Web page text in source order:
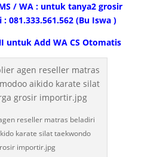
/ WA : untuk tanya2 grosir
081.333.561.562 (Bu Iswa )
untuk Add WA CS Otomatis
reseller matras beladiri
karate silat taekwondo
importir.jpg